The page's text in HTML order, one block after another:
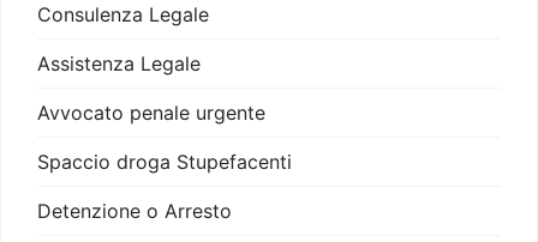
Consulenza Legale
Assistenza Legale
Avvocato penale urgente
Spaccio droga Stupefacenti
Detenzione o Arresto